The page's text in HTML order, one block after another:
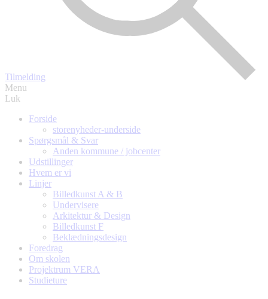
Tilmelding
Menu
Luk
Forside
storenyheder-underside
Spørgsmål & Svar
Anden kommune / jobcenter
Udstillinger
Hvem er vi
Linjer
Billedkunst A & B
Undervisere
Arkitektur & Design
Billedkunst F
Beklædningsdesign
Foredrag
Om skolen
Projektrum VERA
Studieture